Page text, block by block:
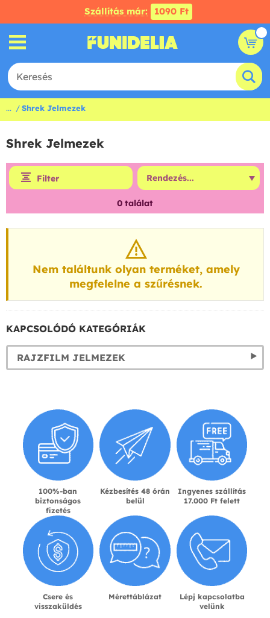
Szállítás már: 1090 Ft
... Shrek Jelmezek
Shrek Jelmezek
Filter
0 találat
Nem találtunk olyan terméket, amely
megfelelne a szűrésnek.
KAPCSOLÓDÓ KATEGÓRIÁK
RAJZFILM JELMEZEK
100%-ban
biztonságos
fizetés
Kézbesítés 48 órán
belül
Ingyenes szállítás
17.000 Ft felett
Csere és
visszaküldés
Mérettáblázat
Lépj kapcsolatba
velünk